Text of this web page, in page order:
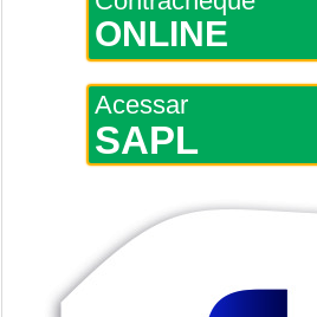
ONLINE
Acessar
SAPL